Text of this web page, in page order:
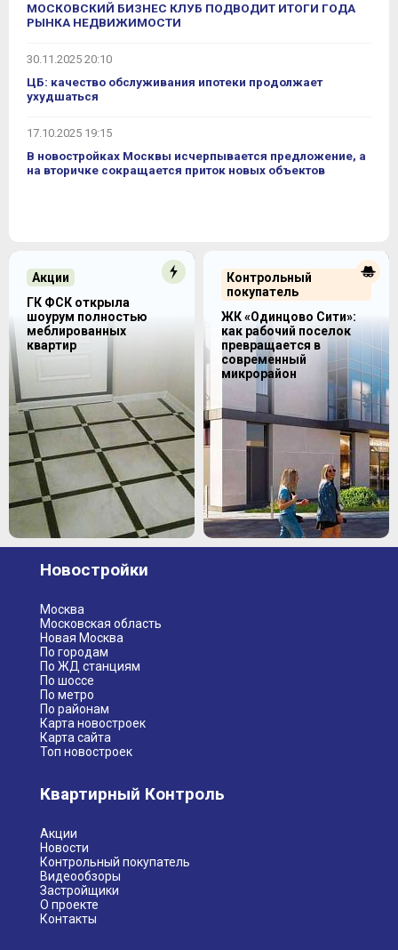
МОСКОВСКИЙ БИЗНЕС КЛУБ ПОДВОДИТ ИТОГИ ГОДА
РЫНКА НЕДВИЖИМОСТИ
30.11.2025 20:10
ЦБ: качество обслуживания ипотеки продолжает
ухудшаться
17.10.2025 19:15
В новостройках Москвы исчерпывается предложение, а
на вторичке сокращается приток новых объектов
Контрольный
покупатель
ЖК «Одинцово Сити»:
как рабочий поселок
превращается в
современный
микрорайон
Акции
ГК ФСК открыла
шоурум полностью
меблированных
квартир
Новостройки
Москва
Московская область
Новая Москва
По городам
По ЖД станциям
По шоссе
По метро
По районам
Карта новостроек
Карта сайта
Топ новостроек
Квартирный Контроль
Акции
Новости
Контрольный покупатель
Видеообзоры
Застройщики
О проекте
Контакты